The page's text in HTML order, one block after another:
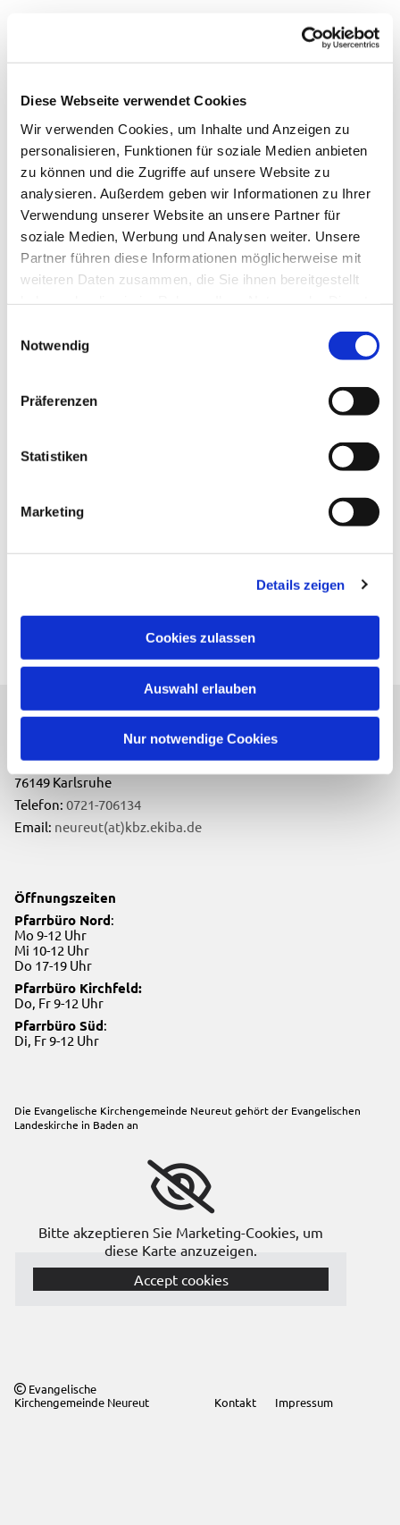
Diese Webseite verwendet Cookies
Wir verwenden Cookies, um Inhalte und Anzeigen zu
personalisieren, Funktionen für soziale Medien anbieten
zu können und die Zugriffe auf unsere Website zu
analysieren. Außerdem geben wir Informationen zu Ihrer
Verwendung unserer Website an unsere Partner für
soziale Medien, Werbung und Analysen weiter. Unsere
Partner führen diese Informationen möglicherweise mit
weiteren Daten zusammen, die Sie ihnen bereitgestellt
Notwendig
Präferenzen
Statistiken
Marketing
Details zeigen
Cookies zulassen
Auswahl erlauben
Nur notwendige Cookies
Dies könnte Sie auch interessieren
Evangelische Kirchengemeinde Neureut
Neureuter Hauptstraße 260
76149 Karlsruhe
Telefon: 0721-706134
Email: neureut(at)kbz.ekiba.de
Öffnungszeiten
Pfarrbüro Nord:
Mo 9-12 Uhr
Mi 10-12 Uhr
Do 17-19 Uhr
Pfarrbüro Kirchfeld:
Do, Fr 9-12 Uhr
Pfarrbüro Süd:
Di, Fr 9-12 Uhr
Die Evangelische Kirchengemeinde Neureut gehört der Evangelischen
Landeskirche in Baden an
Bitte akzeptieren Sie Marketing-Cookies, um
diese Karte anzuzeigen.
Accept cookies
 Evangelische
Kirchengemeinde Neureut
Kontakt Impressum